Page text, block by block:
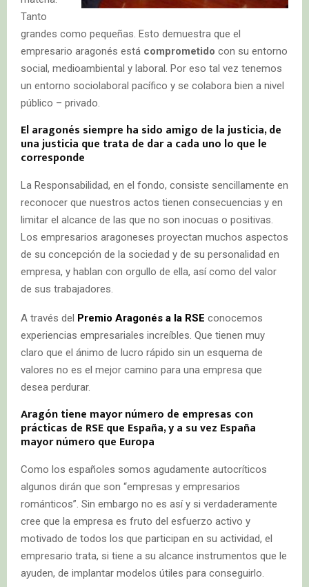
Tanto
grandes como pequeñas. Esto demuestra que el
empresario aragonés está comprometido con su entorno
social, medioambiental y laboral. Por eso tal vez tenemos
un entorno sociolaboral pacífico y se colabora bien a nivel
público – privado.
El aragonés siempre ha sido amigo de la justicia, de
una justicia que trata de dar a cada uno lo que le
corresponde
La Responsabilidad, en el fondo, consiste sencillamente en
reconocer que nuestros actos tienen consecuencias y en
limitar el alcance de las que no son inocuas o positivas.
Los empresarios aragoneses proyectan muchos aspectos
de su concepción de la sociedad y de su personalidad en
empresa, y hablan con orgullo de ella, así como del valor
de sus trabajadores.
A través del Premio Aragonés a la RSE conocemos
experiencias empresariales increíbles. Que tienen muy
claro que el ánimo de lucro rápido sin un esquema de
valores no es el mejor camino para una empresa que
desea perdurar.
Aragón tiene mayor número de empresas con
prácticas de RSE que España, y a su vez España
mayor número que Europa
Como los españoles somos agudamente autocríticos
algunos dirán que son “empresas y empresarios
románticos”. Sin embargo no es así y si verdaderamente
cree que la empresa es fruto del esfuerzo activo y
motivado de todos los que participan en su actividad, el
empresario trata, si tiene a su alcance instrumentos que le
ayuden, de implantar modelos útiles para conseguirlo.